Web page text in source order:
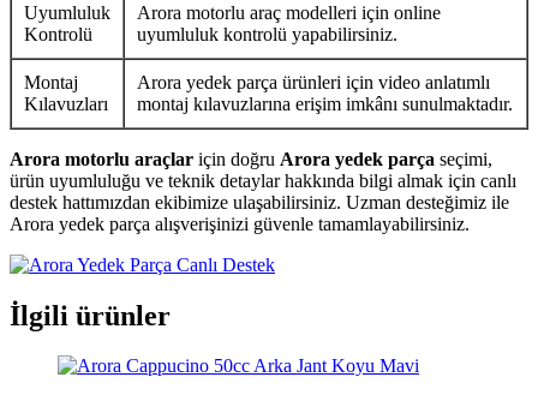
Uyumluluk
Kontrolü
Arora motorlu araç modelleri için online
uyumluluk kontrolü yapabilirsiniz.
Montaj
Kılavuzları
Arora yedek parça ürünleri için video anlatımlı
montaj kılavuzlarına erişim imkânı sunulmaktadır.
Arora motorlu araçlar için doğru Arora yedek parça seçimi,
ürün uyumluluğu ve teknik detaylar hakkında bilgi almak için canlı
destek hattımızdan ekibimize ulaşabilirsiniz. Uzman desteğimiz ile
Arora yedek parça alışverişinizi güvenle tamamlayabilirsiniz.
İlgili ürünler